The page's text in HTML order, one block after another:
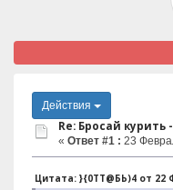
Действия
Re: Бросай
« Ответ #1 : 23
Цитата: }{0TT@БЬ)4 от 22